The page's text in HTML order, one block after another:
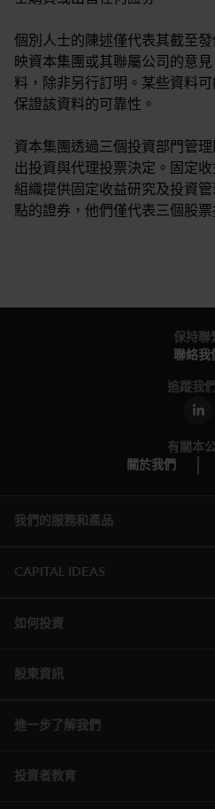
個別人士的陳述僅代表其截至
映資本集團或其聯屬公司的意
料，除非另行訂明。某些資料
保證該資料的可靠性。
資本集團透過三個投資部門管
出投資與代理投票決定。固定
組織提供固定收益研究及投資
點的證券，他們僅代表三個股
保持聯
聯絡我
追蹤我們
有關本
關於我們
我們的服務和產品
CAPITAL IDEAS
如何投資
股東資訊
進一步了解我們
投資者教育